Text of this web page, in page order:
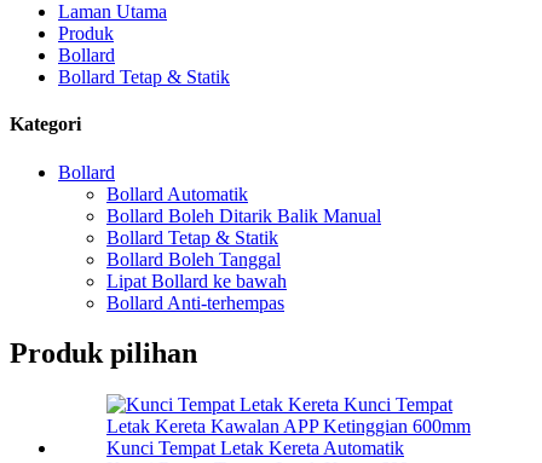
Laman Utama
Produk
Bollard
Bollard Tetap & Statik
Kategori
Bollard
Bollard Automatik
Bollard Boleh Ditarik Balik Manual
Bollard Tetap & Statik
Bollard Boleh Tanggal
Lipat Bollard ke bawah
Bollard Anti-terhempas
Produk pilihan